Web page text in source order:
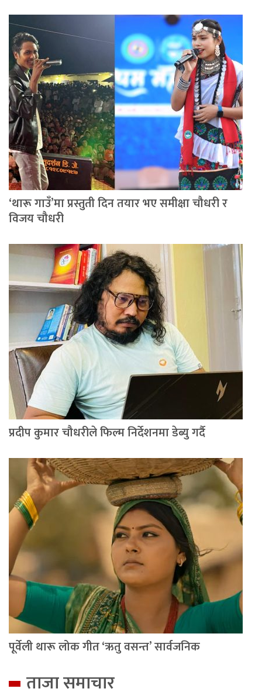
‘थारू गाउँ’मा प्रस्तुती दिन तयार भए समीक्षा चौधरी र
विजय चौधरी
प्रदीप कुमार चौधरीले फिल्म निर्देशनमा डेब्यु गर्दै
पूर्वेली थारू लोक गीत ‘ऋतु वसन्त’ सार्वजनिक
ताजा समाचार